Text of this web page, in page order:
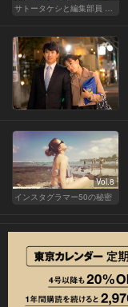
サトータケシと編集部員 船山の"CAR GENTSへの道"
Vol.8
インスタグラマー50の秘密